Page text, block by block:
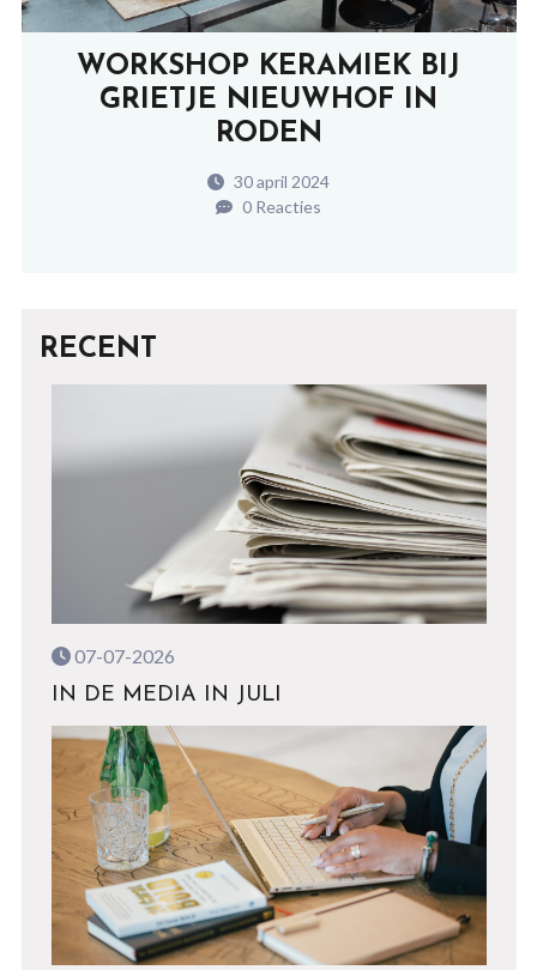
WORKSHOP KERAMIEK BIJ
GRIETJE NIEUWHOF IN
RODEN
30 april 2024
0 Reacties
RECENT
07-07-2026
IN DE MEDIA IN JULI